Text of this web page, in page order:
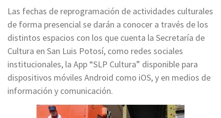
Las fechas de reprogramación de actividades culturales
de forma presencial se darán a conocer a través de los
distintos espacios con los que cuenta la Secretaría de
Cultura en San Luis Potosí, como redes sociales
institucionales, la App “SLP Cultura” disponible para
dispositivos móviles Android como iOS, y en medios de
información y comunicación.